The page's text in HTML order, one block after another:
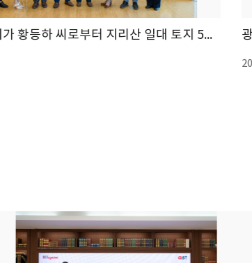
GIST, 독지가 황등하 씨로부터 지리산 일대 토지 5만 평 기탁받아 �... 광주과학기술원 연간 기부금 모금